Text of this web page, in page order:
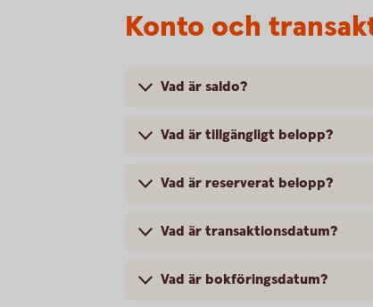
Konto och
Vad är saldo?
Vad är tillgängligt belopp?
Vad är reserverat belopp?
Vad är transaktionsdatum?
Vad är bokföringsdatum?